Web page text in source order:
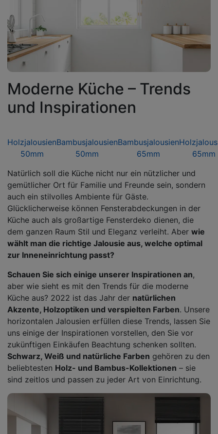
Moderne Küche – Trends
und Inspirationen
Holzjalousien
50mm
Bambusjalousien
50mm
Bambusjalousien
65mm
65mm
Natürlich soll die Küche nicht nur ein nützlicher und
gemütlicher Ort für Familie und Freunde sein, sondern
auch ein stilvolles Ambiente für Gäste.
Glücklicherweise können Fensterabdeckungen in der
Küche auch als großartige Fensterdeko dienen, die
dem ganzen Raum Stil und Eleganz verleiht. Aber wie
wählt man die richtige Jalousie aus, welche optimal
zur Inneneinrichtung passt?
Schauen Sie sich einige unserer Inspirationen an,
aber wie sieht es mit den Trends für die moderne
Küche aus? 2022 ist das Jahr der natürlichen
Akzente, Holzoptiken und verspielten Farben. Unsere
horizontalen Jalousien erfüllen diese Trends, lassen Sie
uns einige der Inspirationen vorstellen, den Sie vor
zukünftigen Einkäufen Beachtung schenken sollten.
Schwarz, Weiß und natürliche Farben gehören zu den
beliebtesten Holz- und Bambus-Kollektionen – sie
sind zeitlos und passen zu jeder Art von Einrichtung.